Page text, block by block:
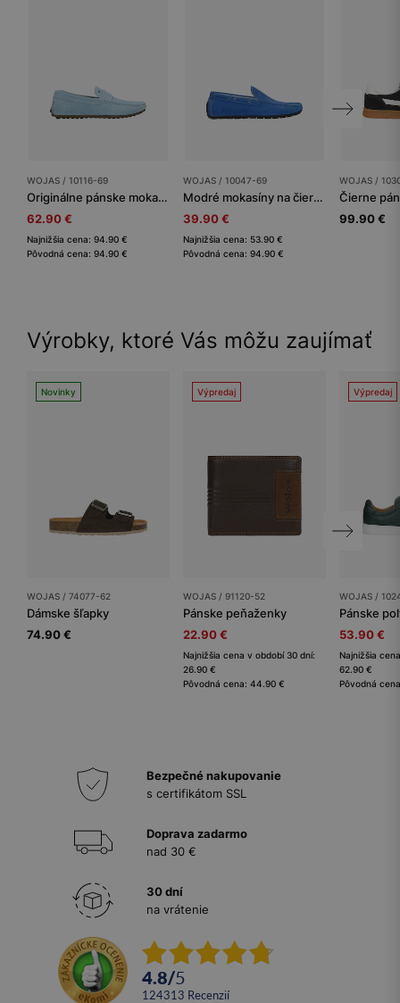
WOJAS / 10116-69
Originálne pánske mokasíny zo svetlo modrej velúrovej kože
62.90 €
Najnižšia cena: 94.90 €
Pôvodná cena: 94.90 €
WOJAS / 10047-69
Modré mokasíny na čiernej podrážke
39.90 €
Najnižšia cena: 53.90 €
Pôvodná cena: 94.90 €
WOJAS /
99.90 €
Výrobky, ktoré Vás môžu zaujímať
Novinky
WOJAS / 74077-62
Dámske šľapky
74.90 €
Výpredaj
WOJAS / 91120-52
Pánske peňaženky
22.90 €
Najnižšia cena v období 30 dní:
26.90 €
Pôvodná cena: 44.90 €
Výpredaj
WOJAS /
Pánske
53.90 €
Najnižšia
62.90 €
Pôvodná
Bezpečné nakupovanie
s certifikátom SSL
Doprava zadarmo
nad 30 €
30 dní
na vrátenie
4.8/5
124313 recenzií